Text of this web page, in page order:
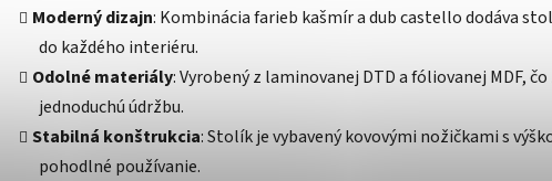
Moderný dizajn: Kombinácia farieb kašmír a dub castello dodáva
do každého interiéru.
Odolné materiály: Vyrobený z laminovanej DTD a fóliovanej MDF,
jednoduchú údržbu.
Stabilná konštrukcia: Stolík je vybavený kovovými nožičkami s
pohodlné používanie.